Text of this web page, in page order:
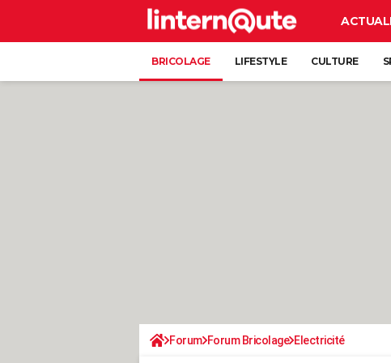
BRICOLAGE LIFESTYLE CULTURE
Forum Forum Bricolage Electricité